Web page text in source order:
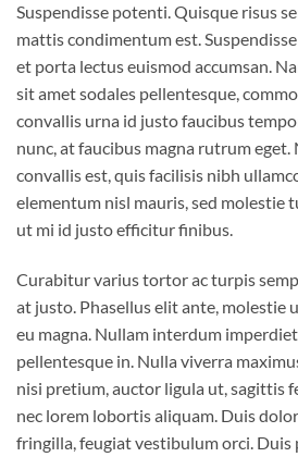
Suspendisse potenti. Quisque risus
mattis condimentum est.
et porta lectus euismod accumsan.
sit amet sodales pellentesque,
convallis urna id justo faucibus
nunc, at faucibus magna rutrum
convallis est, quis facilisis nibh
elementum nisl mauris, sed molestie
ut mi id justo efficitur finibus.
Curabitur varius tortor ac turpis
at justo. Phasellus elit ante, molestie
eu magna. Nullam interdum
pellentesque in. Nulla viverra
nisi pretium, auctor ligula ut, sagittis
nec lorem lobortis aliquam. Duis
fringilla, feugiat vestibulum orci. Duis